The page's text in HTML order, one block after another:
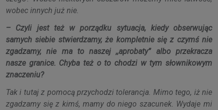
wobec innych już nie.
– Czyli jest też w porządku sytuacja, kiedy obserwując
samych siebie stwierdzamy, że kompletnie się z czymś nie
zgadzamy, nie ma to naszej ,,aprobaty” albo przekracza
nasze granice. Chyba też o to chodzi w tym słownikowym
znaczeniu?
Tak i tutaj z pomocą przychodzi tolerancja. Mimo tego, iż nie
zgadzamy się z kimś, mamy do niego szacunek. Wydaje mi